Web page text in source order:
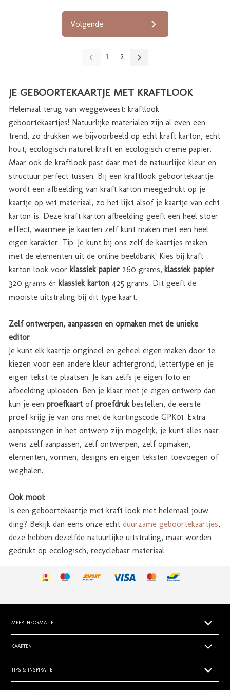
Volgende
1 2
JE GEBOORTEKAARTJE MET KRAFTLOOK
Helemaal terug van weggeweest: kraftlook
geboortekaartjes! Natuurlijke materialen zijn al even een
trend, zo drukken we bijvoorbeeld op echt kraft karton, echt
hout, ecologisch naturel kraft en ecologisch creme papier.
Maar ook de kraftlook past daar met de natuurlijke kleur en
structuur perfect tussen. Bij een kraftlook geboortekaartje
wordt een afbeelding van kraft karton meegedrukt op je
kaartje op wit materiaal, zo het lijkt alsof je kaartje van echt
karton is. Deze kraft karton afbeelding geeft een heel stoer
effect, waarmee je kaarten zelf kunt maken met een heel
eigen karakter. Tip: Je kunt bij ons zelf de kaartjes maken
met de elementen uit de online beeldbank! Kies bij kraft
karton look voor klassiek papier260 grams, klassiek papier
320 grams én klassiek karton 425 grams. Dit geeft de
mooiste uitstraling bij dit type kaart.
Zelf ontwerpen, aanpassen en opmaken met de unieke
editor
Je kunt elk kaartje origineel en geheel eigen maken door te
kiezen voor een andere kleur achtergrond, lettertype en je
eigen tekst te plaatsen. Je kan zelfs je eigen foto en
afbeelding uploaden. Ben je klaar met je eigen ontwerp dan
kun je een proefkaart of proefdrukbestellen, de eerste
proef krijg je van ons met de kortingscode GPK01. Extra
aanpassingen in het ontwerp zijn mogelijk, je kunt alles naar
wens zelf aanpassen, zelf ontwerpen, zelf opmaken,
elementen, vormen, designs en eigen teksten toevoegen of
weghalen.
Ook mooi:
Is een geboortekaartje met kraft look niet helemaal jouw
ding? Bekijk dan eens onze echt duurzame geboortekaartjes,
deze hebben dezelfde natuurlijke uitstraling, maar worden
gedrukt op ecologisch, recyclebaar materiaal.
MEER INFORMATIE
Papiersoorten
Levertijden
Prijsoverzicht
KAARTEN
Geboortekaartjes
Trouwkaarten zelf ontwerpen
TIPS & INSPIRATIE